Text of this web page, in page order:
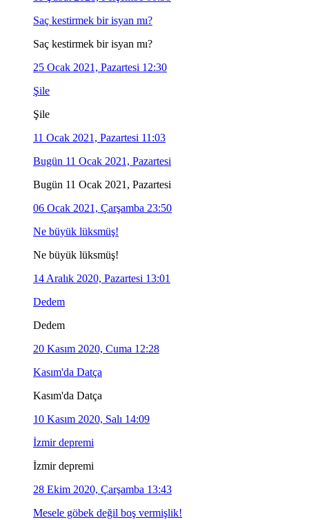
Saç kestirmek bir isyan mı?
Saç kestirmek bir isyan mı?
25 Ocak 2021, Pazartesi 12:30
Şile
Şile
11 Ocak 2021, Pazartesi 11:03
Bugün 11 Ocak 2021, Pazartesi
Bugün 11 Ocak 2021, Pazartesi
06 Ocak 2021, Çarşamba 23:50
Ne büyük lüksmüş!
Ne büyük lüksmüş!
14 Aralık 2020, Pazartesi 13:01
Dedem
Dedem
20 Kasım 2020, Cuma 12:28
Kasım'da Datça
Kasım'da Datça
10 Kasım 2020, Salı 14:09
İzmir depremi
İzmir depremi
28 Ekim 2020, Çarşamba 13:43
Mesele göbek değil boş vermişlik!